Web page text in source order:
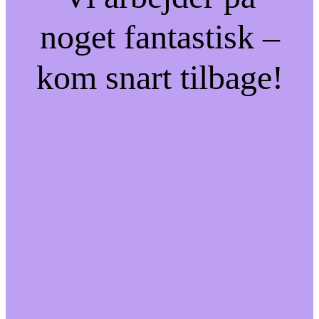
noget fantastisk –
kom snart tilbage!